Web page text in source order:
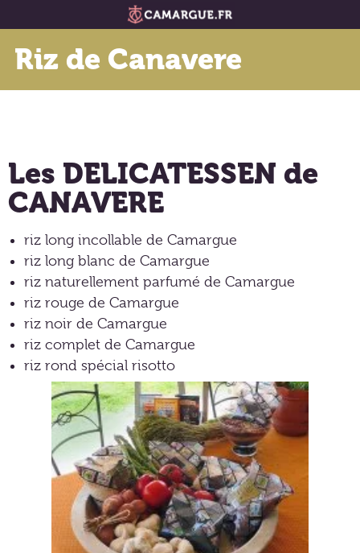
Riz de Canavere
Les DELICATESSEN de
CANAVERE
riz long incollable de Camargue
riz long blanc de Camargue
riz naturellement parfumé de Camargue
riz rouge de Camargue
riz noir de Camargue
riz complet de Camargue
riz rond spécial risotto